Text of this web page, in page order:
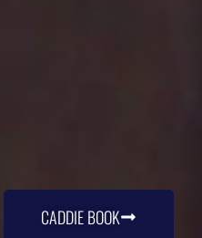
CADDIE BOOK